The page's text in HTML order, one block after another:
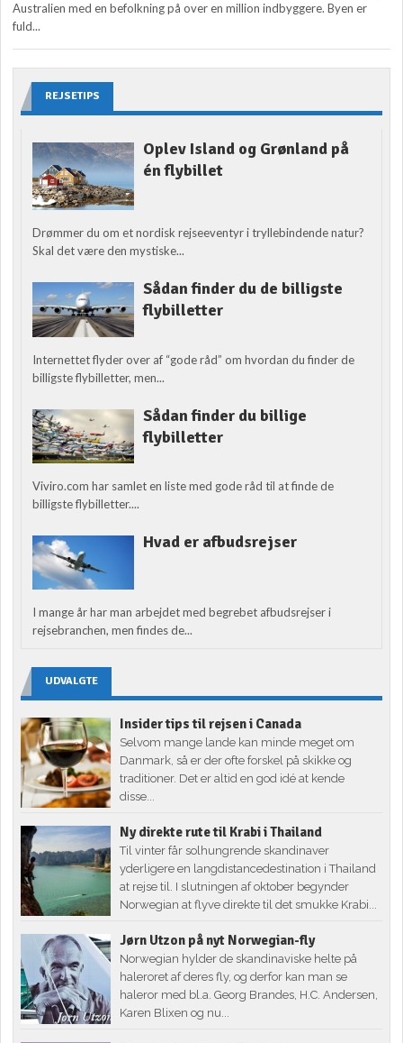
Australien med en befolkning på over en million indbyggere. Byen er
fuld...
REJSETIPS
Oplev Island og Grønland på
én flybillet
Drømmer du om et nordisk rejseeventyr i tryllebindende natur?
Skal det være den mystiske...
Sådan finder du de billigste
flybilletter
Internettet flyder over af “gode råd” om hvordan du finder de
billigste flybilletter, men...
Sådan finder du billige
flybilletter
Viviro.com har samlet en liste med gode råd til at finde de
billigste flybilletter....
Hvad er afbudsrejser
I mange år har man arbejdet med begrebet afbudsrejser i
rejsebranchen, men findes de...
UDVALGTE
Insider tips til rejsen i Canada
Selvom mange lande kan minde meget om
Danmark, så er der ofte forskel på skikke og
traditioner. Det er altid en god idé at kende
disse...
Ny direkte rute til Krabi i Thailand
Til vinter får solhungrende skandinaver
yderligere en langdistancedestination i Thailand
at rejse til. I slutningen af oktober begynder
Norwegian at flyve direkte til det smukke Krabi...
Jørn Utzon på nyt Norwegian-fly
Norwegian hylder de skandinaviske helte på
haleroret af deres fly, og derfor kan man se
haleror med bl.a. Georg Brandes, H.C. Andersen,
Karen Blixen og nu...